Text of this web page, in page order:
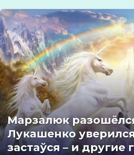
Марзалюк
Лукашенко
застаўся – и другие